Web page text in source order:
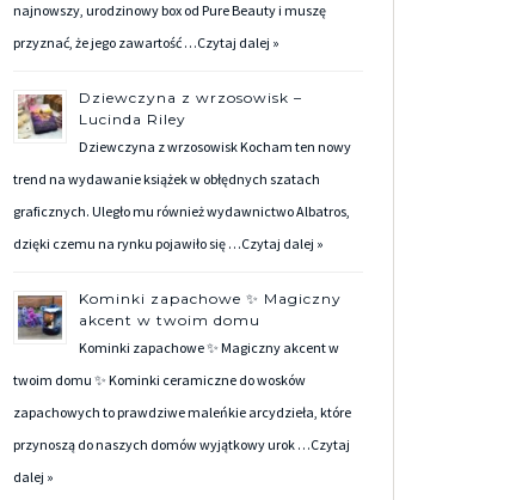
najnowszy, urodzinowy box od Pure Beauty i muszę
przyznać, że jego zawartość …Czytaj dalej »
Dziewczyna z wrzosowisk –
Lucinda Riley
Dziewczyna z wrzosowisk Kocham ten nowy
trend na wydawanie książek w obłędnych szatach
graficznych. Uległo mu również wydawnictwo Albatros,
dzięki czemu na rynku pojawiło się …Czytaj dalej »
Kominki zapachowe ✨ Magiczny
akcent w twoim domu
Kominki zapachowe ✨ Magiczny akcent w
twoim domu ✨ Kominki ceramiczne do wosków
zapachowych to prawdziwe maleńkie arcydzieła, które
przynoszą do naszych domów wyjątkowy urok …Czytaj
dalej »